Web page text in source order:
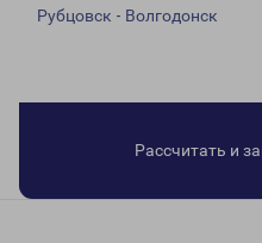
Рубцовск - Волгодонск
Рассчитать и